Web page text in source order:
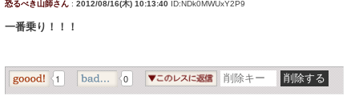
恐るべき山師さん : 2012/08/16(木) 10:13:40 ID:NDk0MWUxY2P9
一番乗り！！！
1 0